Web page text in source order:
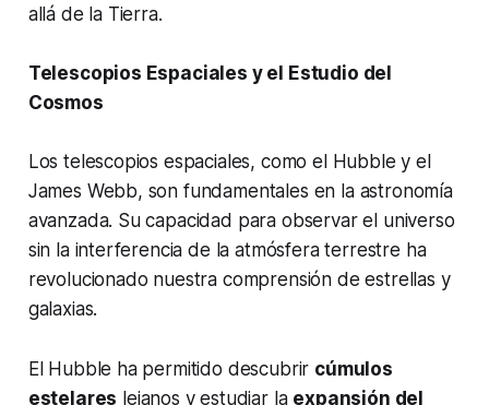
allá de la Tierra.
Telescopios Espaciales y el Estudio del
Cosmos
Los telescopios espaciales, como el Hubble y el
James Webb, son fundamentales en la astronomía
avanzada. Su capacidad para observar el universo
sin la interferencia de la atmósfera terrestre ha
revolucionado nuestra comprensión de estrellas y
galaxias.
El Hubble ha permitido descubrir cúmulos
estelares lejanos y estudiar la expansión del